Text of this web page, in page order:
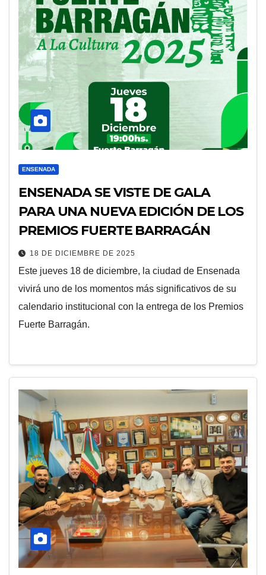
ENSENADA
ENSENADA SE VISTE DE GALA
PARA UNA NUEVA EDICIÓN DE LOS
PREMIOS FUERTE BARRAGÁN
18 DE DICIEMBRE DE 2025
Este jueves 18 de diciembre, la ciudad de Ensenada
vivirá uno de los momentos más significativos de su
calendario institucional con la entrega de los Premios
Fuerte Barragán.